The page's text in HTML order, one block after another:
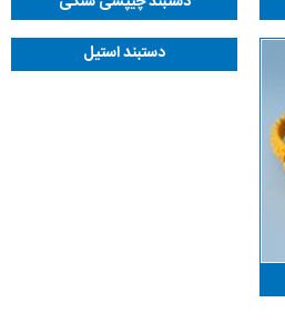
دستبند استیل